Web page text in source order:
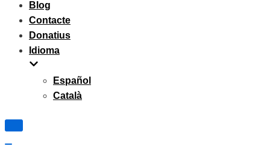
Blog
Contacte
Donatius
Idioma
Español
Català
Navigation